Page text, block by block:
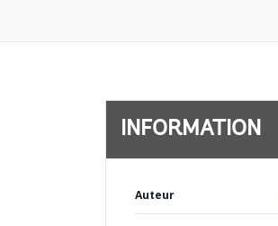
INFORMATION
Auteur